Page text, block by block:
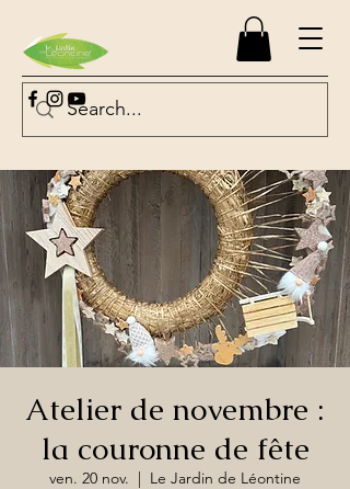
Atelier de novembre :
la couronne de fête
ven. 20 nov.
  |
Le Jardin de Léontine